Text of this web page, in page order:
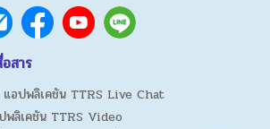
สาร
แอปพลิเคชัน TTRS Live Chat
พลิเคชัน TTRS Video